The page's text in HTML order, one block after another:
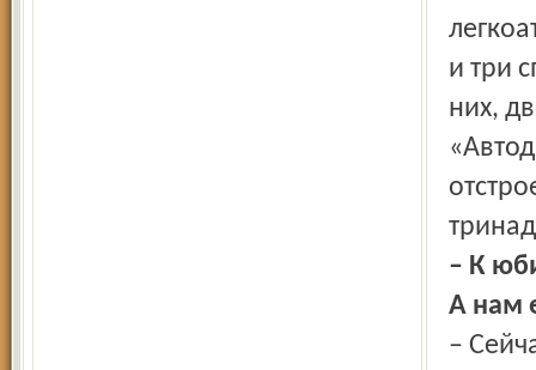
и три
них,
– К
А нам
–